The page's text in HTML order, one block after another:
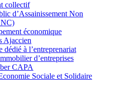
collectif
d’Assainissement Non
économique
Ajaccien
dédié à l’entreprenariat
d’entreprises
CAPA
Sociale et Solidaire